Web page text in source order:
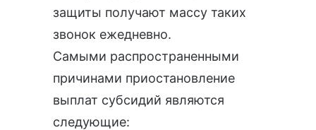
защиты получают массу таких
звонок ежедневно.
Самыми распространенными
причинами приостановление
выплат субсидий являются
следующие: